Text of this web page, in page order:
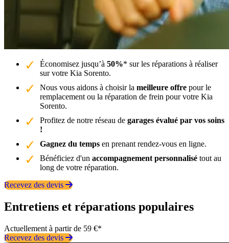
Économisez jusqu’à 50%* sur les réparations à réaliser
sur votre Kia Sorento.
Nous vous aidons à choisir la meilleure offre pour le
remplacement ou la réparation de frein pour votre Kia
Sorento.
Profitez de notre réseau de garages évalué par vos soins
!
Gagnez du temps en prenant rendez-vous en ligne.
Bénéficiez d'un accompagnement personnalisé tout au
long de votre réparation.
Recevez des devis
Entretiens et réparations populaires
Actuellement à partir de 59 €*
Recevez des devis